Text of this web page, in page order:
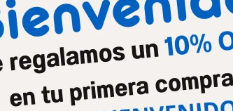
Productos que te pueden